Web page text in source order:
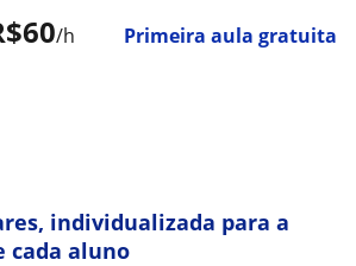
/h Primeira aula gratuita
individualizada para a
cada aluno